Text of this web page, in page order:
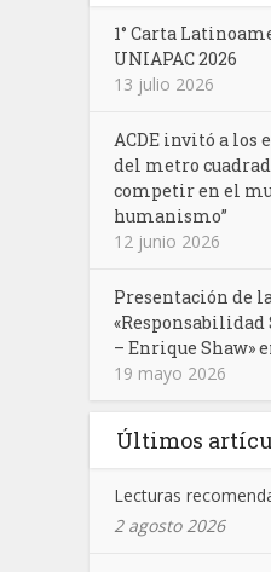
1° Carta
UNIAPAC 2026
13 julio 2026
ACDE invitó a los
del metro
competir en el
humanismo”
12 junio 2026
Presentación de
– Enrique Shaw»
19 mayo 2026
Últimos
Lecturas
2 agosto 2026